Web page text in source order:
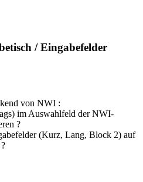
/ Eingabefelder
von NWI :
im Auswahlfeld der NWI-
?
(Kurz, Lang, Block 2) auf